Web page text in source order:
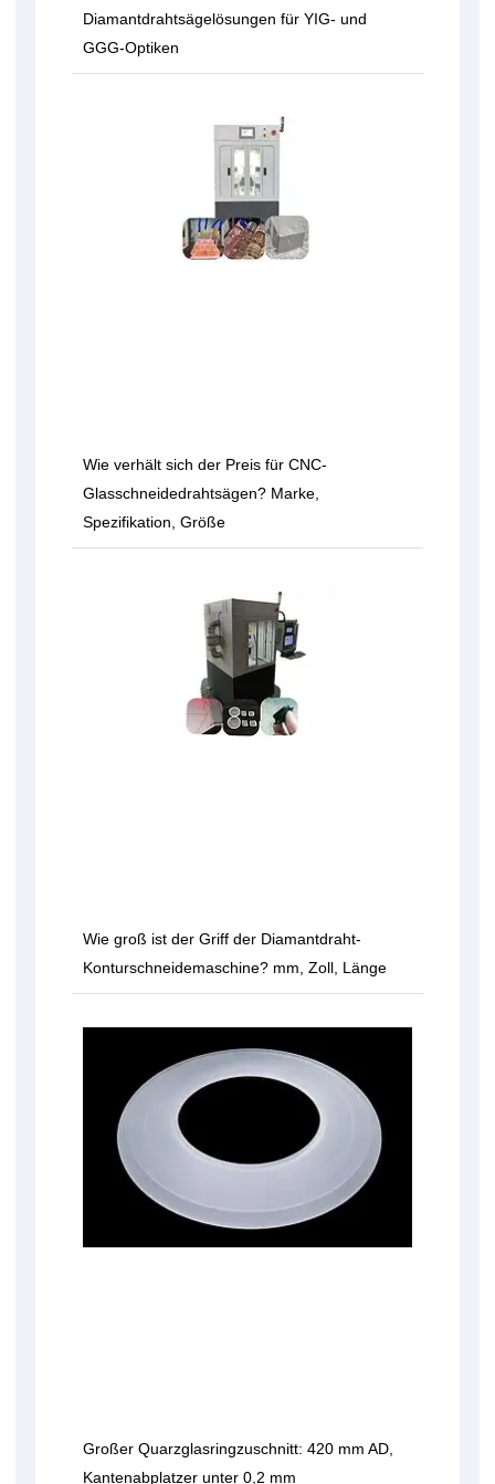
Diamantdrahtsägelösungen für YIG- und
GGG-Optiken
Wie verhält sich der Preis für CNC-
Glasschneidedrahtsägen? Marke,
Spezifikation, Größe
Wie groß ist der Griff der Diamantdraht-
Konturschneidemaschine? mm, Zoll, Länge
Großer Quarzglasringzuschnitt: 420 mm AD,
Kantenabplatzer unter 0,2 mm